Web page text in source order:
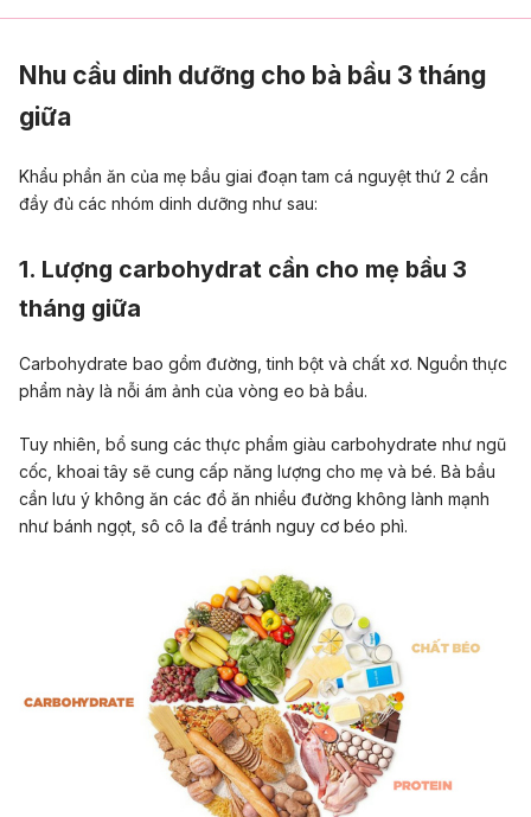
Nhu cầu dinh dưỡng cho bà bầu 3 tháng
giữa
Khẩu phần ăn của mẹ bầu giai đoạn tam cá nguyệt thứ 2 cần
đầy đủ các nhóm dinh dưỡng như sau:
1. Lượng carbohydrat cần cho mẹ bầu 3
tháng giữa
Carbohydrate bao gồm đường, tinh bột và chất xơ. Nguồn thực
phẩm này là nỗi ám ảnh của vòng eo bà bầu.
Tuy nhiên, bổ sung các thực phẩm giàu carbohydrate như ngũ
cốc, khoai tây sẽ cung cấp năng lượng cho mẹ và bé. Bà bầu
cần lưu ý không ăn các đồ ăn nhiều đường không lành mạnh
như bánh ngọt, sô cô la để tránh nguy cơ béo phì.